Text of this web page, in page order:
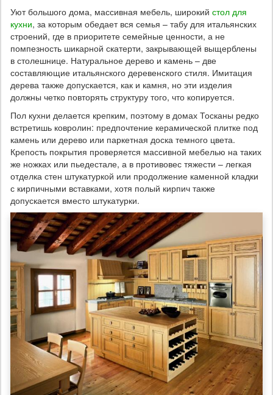
Уют большого дома, массивная мебель, широкий стол для
кухни, за которым обедает вся семья – табу для итальянских
строений, где в приоритете семейные ценности, а не
помпезность шикарной скатерти, закрывающей выщерблены
в столешнице. Натуральное дерево и камень – две
составляющие итальянского деревенского стиля. Имитация
дерева также допускается, как и камня, но эти изделия
должны четко повторять структуру того, что копируется.
Пол кухни делается крепким, поэтому в домах Тосканы редко
встретишь ковролин: предпочтение керамической плитке под
камень или дерево или паркетная доска темного цвета.
Крепость покрытия проверяется массивной мебелью на таких
же ножках или пьедестале, а в противовес тяжести – легкая
отделка стен штукатуркой или продолжение каменной кладки
с кирпичными вставками, хотя полый кирпич также
допускается вместо штукатурки.